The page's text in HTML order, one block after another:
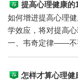
指南提高心理健康的
如何增进提高心理
学效应，将对提高
一、韦奇定律——
使你已经有了...
怎样才算心理健